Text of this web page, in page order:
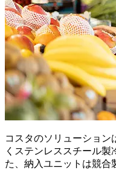
コスタのソリューション
くステンレススチール
た、納入ユニットは競合